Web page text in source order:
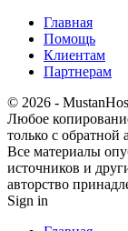
Главная
Помощь
Клиентам
Партнерам
© 2026 -
Любое
только с обратной
Все материалы
источников и
авторство
Sign in